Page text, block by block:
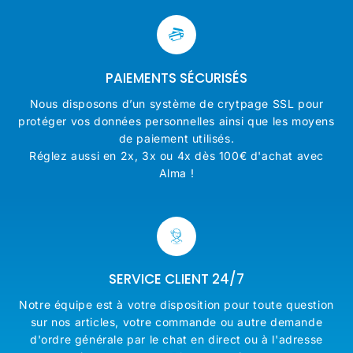
PAIEMENTS SÉCURISÉS
Nous disposons d’un système de crytpage SSL pour
protéger vos données personnelles ainsi que les moyens
de paiement utilisés.
Réglez aussi en 2x, 3x ou 4x dès 100€ d'achat avec
Alma !
SERVICE CLIENT 24/7
Notre équipe est à votre disposition pour toute question
sur nos articles, votre commande ou autre demande
d'ordre générale par le chat en direct ou à l'adresse